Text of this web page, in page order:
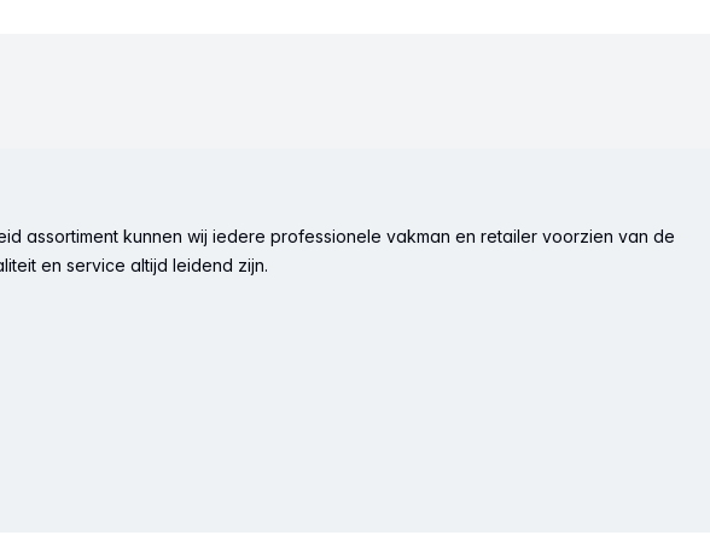
assortiment kunnen wij iedere professionele vakman en retailer voorzien van de
en service altijd leidend zijn.